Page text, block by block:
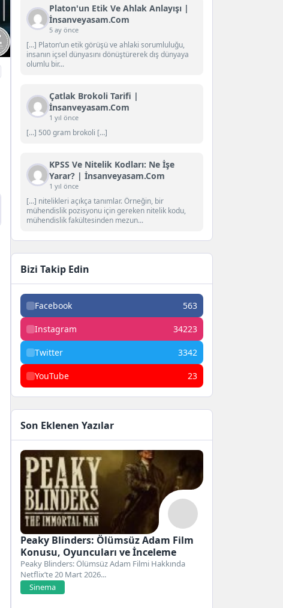
Platon'un Etik Ve Ahlak Anlayışı |
İnsanveyasam.com
5 ay önce
[…] Platon‘un etik görüşü ve ahlaki sorumluluğu,
insanın içsel dünyasını dönüştürerek dış dünyaya
olumlu bir...
Çatlak Brokoli Tarifi |
İnsanveyasam.com
1 yıl önce
[…] 500 gram brokoli […]
KPSS Ve Nitelik Kodları: Ne İşe
Yarar? | İnsanveyasam.com
1 yıl önce
[…] nitelikleri açıkça tanımlar. Örneğin, bir
mühendislik pozisyonu için gereken nitelik kodu,
mühendislik fakültesinden mezun...
Bizi Takip Edin
Facebook 563
Instagram 34223
Twitter 3342
YouTube 23
Son Eklenen Yazılar
Peaky Blinders: Ölümsüz Adam Film
Konusu, Oyuncuları ve İnceleme
Peaky Blinders: Ölümsüz Adam Filmi Hakkında
Netflix’te 20 Mart 2026...
Sinema